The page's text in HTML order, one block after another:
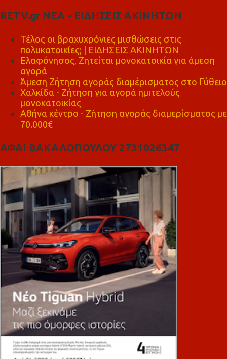
RETV.gr ΝΕΑ - ΕΙΔΗΣΕΙΣ ΑΚΙΝΗΤΩΝ
Τέλος οι βραχυχρόνιες μισθώσεις στις
πολυκατοικίες; | ΕΙΔΗΣΕΙΣ ΑΚΙΝΗΤΩΝ
Ελαφόνησος, Ζητείται μονοκατοικία για άμεση
αγορά
Άμεση Ζήτηση αγοράς διαμέρισματος στο Γύθειο
Χαλκίδα - Ζήτηση για αγορά ημιτελούς
μονοκατοικίας
Αθήνα κέντρο - Ζήτηση αγοράς διαμερίσματος με
70.000€
ΑΦΑΙ ΒΑΚΑΛΟΠΟΥΛΟΥ 2731026347